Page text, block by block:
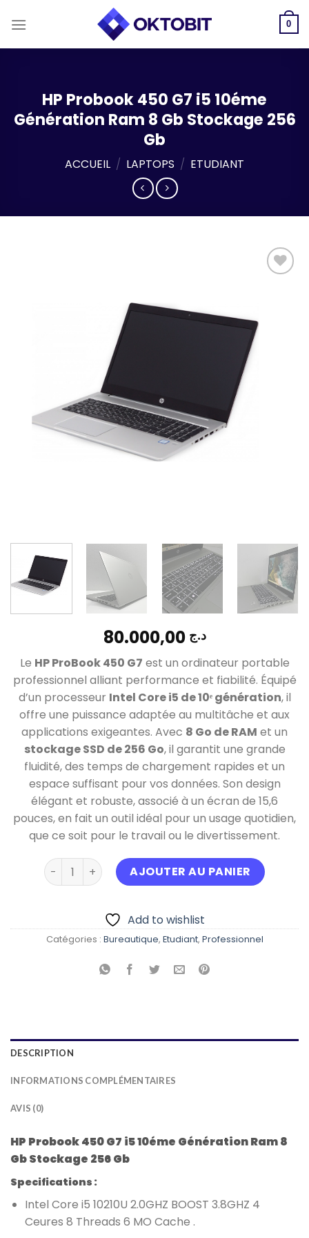
0
HP Probook 450 G7 i5 10éme
Génération Ram 8 Gb Stockage 256
Gb
ACCUEIL / LAPTOPS / ETUDIANT
wishlist
د.ج 80.000,00
Le HP ProBook 450 G7 est un ordinateur portable
professionnel alliant performance et fiabilité. Équipé
d’un processeur Intel Core i5 de 10ᵉ génération, il
offre une puissance adaptée au multitâche et aux
applications exigeantes. Avec 8 Go de RAM et un
stockage SSD de 256 Go, il garantit une grande
fluidité, des temps de chargement rapides et un
espace suffisant pour vos données. Son design
élégant et robuste, associé à un écran de 15,6
pouces, en fait un outil idéal pour un usage quotidien,
que ce soit pour le travail ou le divertissement.
quantité de HP Probook 450 G7 i5 10éme
AJOUTER AU PANIER
Add to wishlist
Catégories : Bureautique, Etudiant, Professionnel
DESCRIPTION
INFORMATIONS COMPLÉMENTAIRES
AVIS (0)
HP Probook 450 G7 i5 10éme Génération Ram 8
Gb Stockage 256 Gb
Specifications :
Intel Core i5 10210U 2.0GHZ BOOST 3.8GHZ 4
Ceures 8 Threads 6 MO Cache .